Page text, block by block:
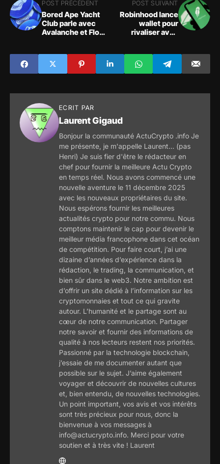
POST PRÉCÉDENT
Bored Ape Yacht
Club parle avec
Avalanche et Flow
d'Otherdeeds sur
Ethereum
POST SUIVANT
Robinhood lance
wallet pour
rivaliser avec
ECRIT PAR
Laurent Gigaud
Bonjour la communauté ActuCrypto .info Je
me présente, je m'appelle Laurent... (pas
Henri) Je suis fier d'être le rédacteur en
chef pour fournir la meilleure Actu Crypto
en temps réel. Nous avons commencé une
nouvelle aventure le 11 décembre 2025
avec les nouveaux propriétaires du site.
Nous espérons fournir les meilleures
actualités crypto pour notre commu. Nous
comptons maintenir le cap pour devenir le
meilleur média francophone dans cet océan
de compétition. Pour faire court, j’ai une
dizaine d’années d’expérience dans la
rédaction, le trading, la communication, et
bien sûr dans le web3. Notre ambition est
d’offrir un site dédié à l’information sur les
cryptomonnaies et tout ce qui gravite
autour. L’humanité et le partage sont au
cœur de notre communication. Partager
notre savoir et fournir des informations de
qualité à nos lecteurs restent nos priorités.
Passionné par la technologie blockchain,
j’essaie de me documenter autant que
possible sur le sujet. J’aime également
voyager et découvrir de nouvelles cultures
et, bien entendu, de nouvelles technologies.
Un point important, vos avis et vos intérêts
sont très précieux pour nous, donc la
bienvenue à vos messages à
info@actucrypto.info. Merci pour votre
soutien et à très vite ! Laurent